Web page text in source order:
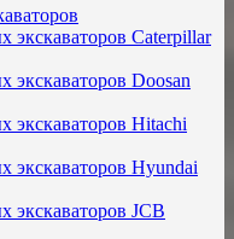
экскаваторов Caterpillar
экскаваторов Doosan
экскаваторов Hitachi
экскаваторов Hyundai
экскаваторов JCB